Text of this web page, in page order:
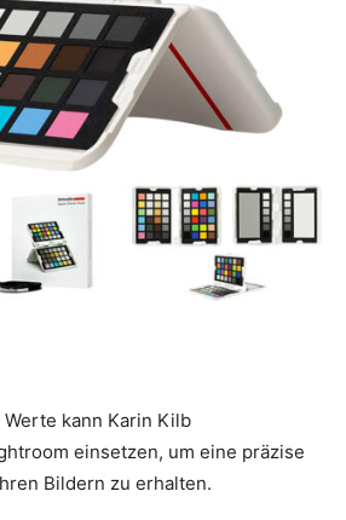
kann Karin Kilb
einsetzen, um eine präzise
Bildern zu erhalten.